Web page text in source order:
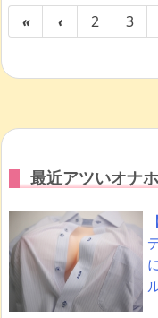
« ‹ 2 3
最近アツいオナ